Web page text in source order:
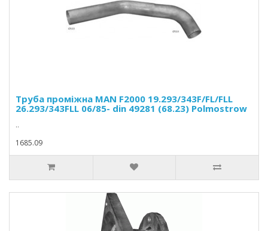
Труба проміжна MAN F2000 19.293/343F/FL/FLL
26.293/343FLL 06/85- din 49281 (68.23) Polmostrow
..
1685.09